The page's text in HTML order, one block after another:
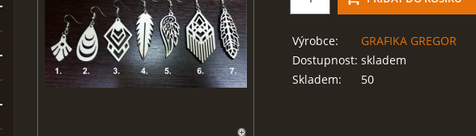
Výrobce:
GRAFIKA GREGOR
Dostupnost: skladem
Skladem:
50